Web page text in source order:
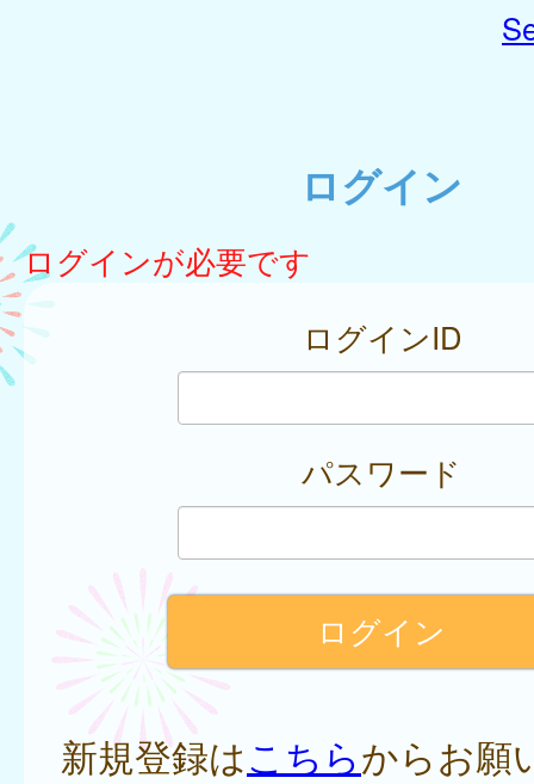
ログイン
ログインが必要です
ログインID
パスワード
新規登録はこちらからお願